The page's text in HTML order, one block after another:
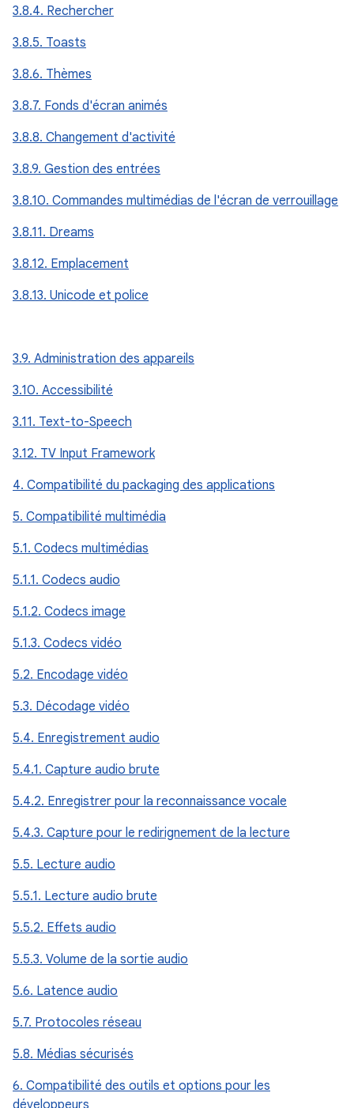
3.8.4. Rechercher
3.8.5. Toasts
3.8.6. Thèmes
3.8.7. Fonds d'écran animés
3.8.8. Changement d'activité
3.8.9. Gestion des entrées
3.8.10. Commandes multimédias de l'écran de verrouillage
3.8.11. Dreams
3.8.12. Emplacement
3.8.13. Unicode et police
3.9. Administration des appareils
3.10. Accessibilité
3.11. Text-to-Speech
3.12. TV Input Framework
4. Compatibilité du packaging des applications
5. Compatibilité multimédia
5.1. Codecs multimédias
5.1.1. Codecs audio
5.1.2. Codecs image
5.1.3. Codecs vidéo
5.2. Encodage vidéo
5.3. Décodage vidéo
5.4. Enregistrement audio
5.4.1. Capture audio brute
5.4.2. Enregistrer pour la reconnaissance vocale
5.4.3. Capture pour le redirignement de la lecture
5.5. Lecture audio
5.5.1. Lecture audio brute
5.5.2. Effets audio
5.5.3. Volume de la sortie audio
5.6. Latence audio
5.7. Protocoles réseau
5.8. Médias sécurisés
6. Compatibilité des outils et options pour les
développeurs